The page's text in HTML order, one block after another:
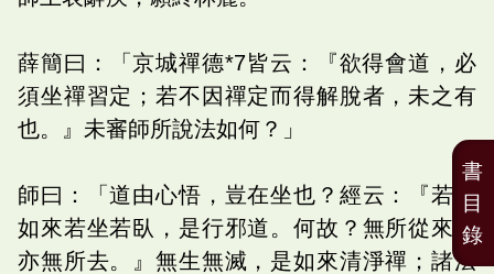
薛簡曰：「京城禪德*7皆云：『欲得會道，必
須坐禪習定；若不因禪定而得解脫者，未之有
也。』未審師所說法如何？」
師曰：「道由心悟，豈在坐也？經云：『若言
如來若坐若臥，是行邪道。何故？無所從來，
亦無所去。』無生無滅，是如來清淨禪；諸法
書
目
錄